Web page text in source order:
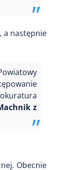
a następnie
z
Obecnie